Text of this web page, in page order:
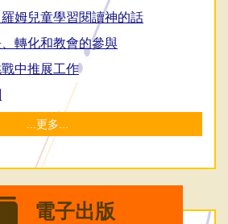
姆兒童學習閱讀神的話
轉化和教會的參與
中推展工作
...更多...
電子出版